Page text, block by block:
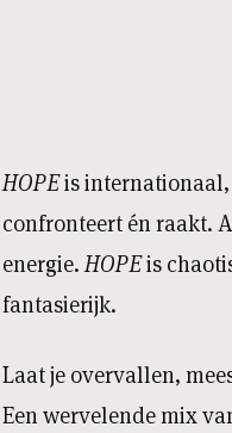
HOPEis
confronteert én raakt.
energie.HOPEis
fantasierijk.
Laat je overvallen,
Een wervelende mix